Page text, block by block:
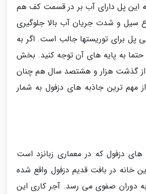
این پل دارای آب بر در قسمت کف هم
سیل و شدت جریان آب بالا جلوگیری
برای توریستها جالب است. اگر به
حتما به پایه های آن توجه کنید. بخش
گذشت هزار و هشتصد سال هم چنان
مهم ترین جاذبه های دزفول به شمار
دزفول که در معماری زبانزد است
خانه در بافت قدیم دزفول واقع شده
صفوی می رسد. آجر کاری این